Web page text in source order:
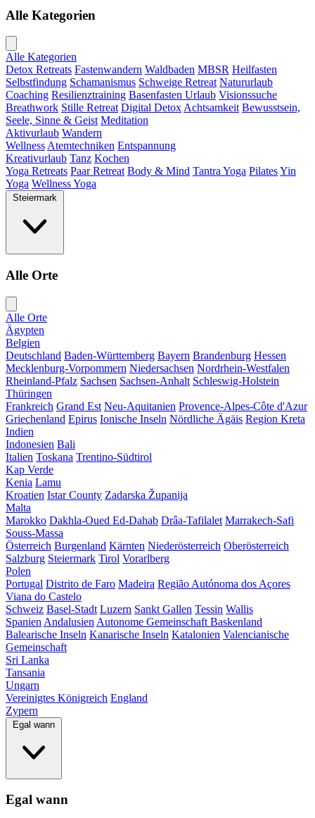
Alle Kategorien
Alle Kategorien
Detox Retreats Fastenwandern Waldbaden MBSR Heilfasten
Selbstfindung Schamanismus Schweige Retreat Natururlaub
Coaching Resilienztraining Basenfasten Urlaub Visionssuche
Breathwork Stille Retreat Digital Detox Achtsamkeit Bewusstsein,
Seele, Sinne & Geist Meditation
Aktivurlaub Wandern
Wellness Atemtechniken Entspannung
Kreativurlaub Tanz Kochen
Yoga Retreats Paar Retreat Body & Mind Tantra Yoga PilatesYin
Yoga Wellness Yoga
Steiermark
Alle Orte
Alle Orte
Ägypten
Belgien
Deutschland Baden-Württemberg Bayern Brandenburg Hessen
Mecklenburg-Vorpommern Niedersachsen Nordrhein-Westfalen
Rheinland-Pfalz Sachsen Sachsen-Anhalt Schleswig-Holstein
Thüringen
Frankreich Grand Est Neu-Aquitanien Provence-Alpes-Côte d'Azur
Griechenland Epirus Ionische Inseln Nördliche Ägäis Region Kreta
Indien
Indonesien Bali
Italien Toskana Trentino-Südtirol
Kap Verde
Kenia Lamu
Kroatien Istar County Zadarska Županija
Malta
Marokko Dakhla-Oued Ed-Dahab Drâa-Tafilalet Marrakech-Safi
Souss-Massa
Österreich Burgenland Kärnten Niederösterreich Oberösterreich
Salzburg Steiermark Tirol Vorarlberg
Polen
Portugal Distrito de Faro Madeira Região Autónoma dos Açores
Viana do Castelo
Schweiz Basel-Stadt Luzern Sankt Gallen Tessin Wallis
Spanien Andalusien Autonome Gemeinschaft Baskenland
Balearische Inseln Kanarische Inseln Katalonien Valencianische
Gemeinschaft
Sri Lanka
Tansania
Ungarn
Vereinigtes Königreich England
Zypern
Egal wann
Egal wann